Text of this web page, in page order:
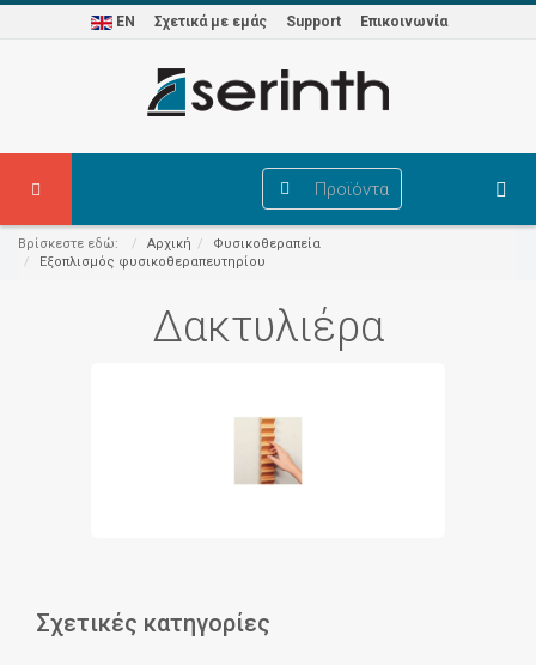
EN Σχετικά με εμάς Support Επικοινωνία
Προϊόντα
Βρίσκεστε εδώ: Αρχική
Φυσικοθεραπεία
Εξοπλισμός φυσικοθεραπευτηρίου
Δακτυλιέρα
Σχετικές κατηγορίες